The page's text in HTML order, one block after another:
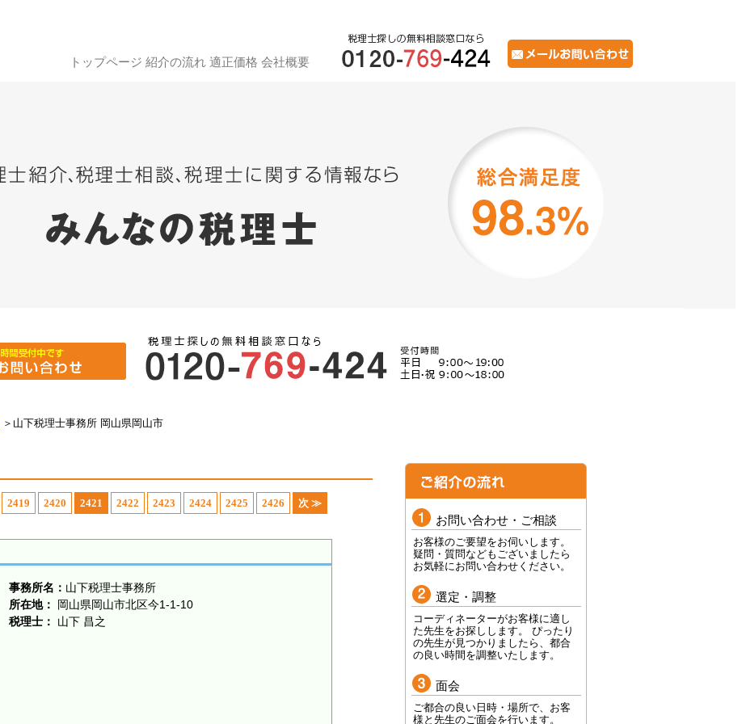
トップページ 紹介の流れ 適正価格 会社概要
＞ 山下税理士事務所 岡山県岡山市
2419 2420 2421 2422 2423 2424 2425 2426 次 ≫
事務所名： 山下税理士事務所
所在地：
岡山県岡山市北区今1-1-10
税理士：
山下 昌之
お問い合わせ・ご相談
お客様のご要望をお伺いします。
疑問・質問などもございましたら
お気軽にお問い合わせください。
選定・調整
コーディネーターがお客様に適し
た先生をお探しします。 ぴったり
の先生が見つかりましたら、都合
の良い時間を調整いたします。
面会
ご都合の良い日時・場所で、お客
様と先生のご面会を行います。